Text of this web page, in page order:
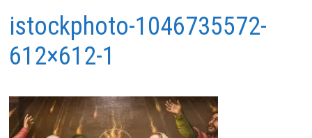
istockphoto-1046735572-
612×612-1